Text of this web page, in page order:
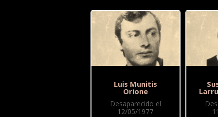
Luis Munitis
Orione
Desaparecido el
12/05/1977